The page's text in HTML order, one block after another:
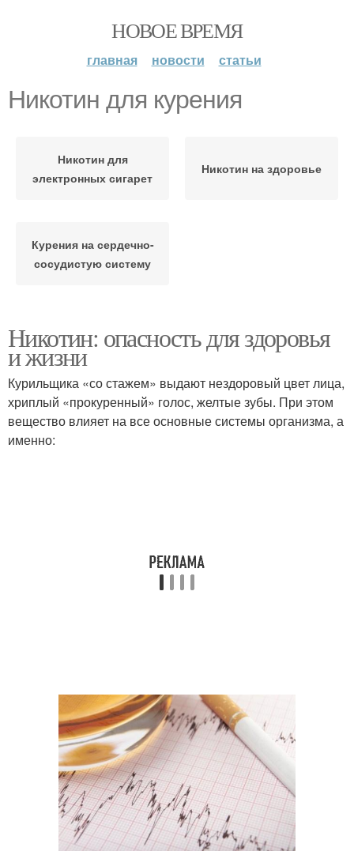
НОВОЕ ВРЕМЯ
главная новости статьи
Никотин для курения
Никотин для
электронных сигарет
Никотин на здоровье
Курения на сердечно-
сосудистую систему
Никотин: опасность для здоровья
и жизни
Курильщика «со стажем» выдают нездоровый цвет лица,
хриплый «прокуренный» голос, желтые зубы. При этом
вещество влияет на все основные системы организма, а
именно: